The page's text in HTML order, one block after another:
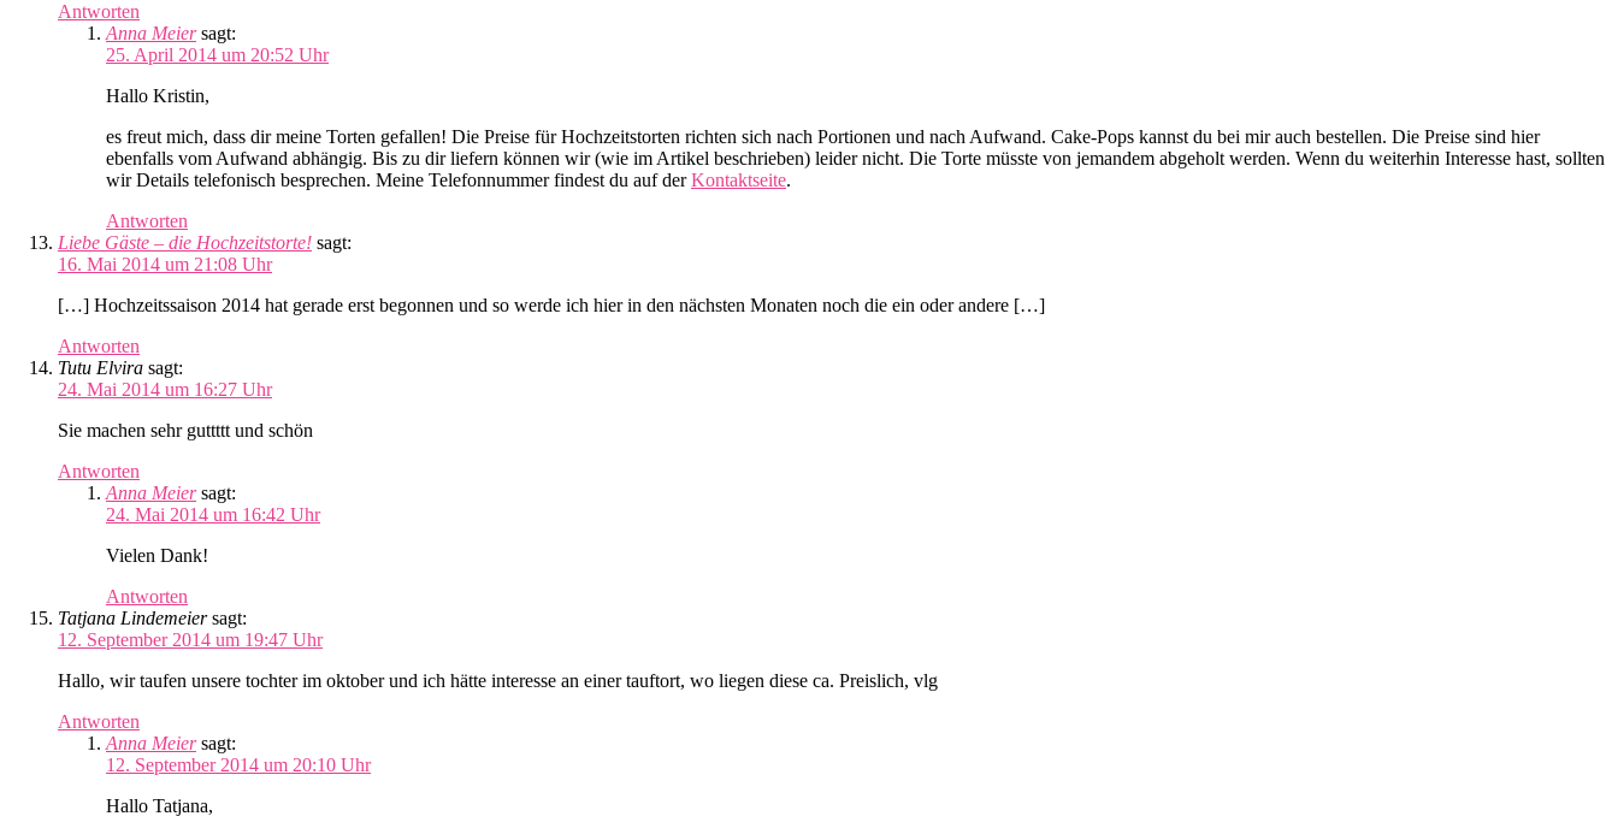
Antworten
Anna Meier sagt:
25. April 2014 um 20:52 Uhr
Hallo Kristin,
es freut mich, dass dir meine Torten gefallen! Die Preise für Hochzeitstorten richten sich nach Portionen und nach Aufwand. Cake-Pops kannst du bei mir auch bestellen. Die Preise sind hier
ebenfalls vom Aufwand abhängig. Bis zu dir liefern können wir (wie im Artikel beschrieben) leider nicht. Die Torte müsste von jemandem abgeholt werden. Wenn du weiterhin Interesse hast, sollten
wir Details telefonisch besprechen. Meine Telefonnummer findest du auf derKontaktseite.
Antworten
Liebe Gäste – die Hochzeitstorte! sagt:
16. Mai 2014 um 21:08 Uhr
[…] Hochzeitssaison 2014 hat gerade erst begonnen und so werde ich hier in den nächsten Monaten noch die ein oder andere […]
Antworten
Tutu Elvira sagt:
24. Mai 2014 um 16:27 Uhr
Sie machen sehr guttttt und schön
Antworten
Anna Meier sagt:
24. Mai 2014 um 16:42 Uhr
Vielen Dank!
Antworten
Tatjana Lindemeier sagt:
12. September 2014 um 19:47 Uhr
Hallo, wir taufen unsere tochter im oktober und ich hätte interesse an einer tauftort, wo liegen diese ca. Preislich, vlg
Antworten
Anna Meier sagt:
12. September 2014 um 20:10 Uhr
Hallo Tatjana,